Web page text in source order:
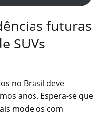
futuras
SUVs
no Brasil deve
anos. Espera-se que
modelos com